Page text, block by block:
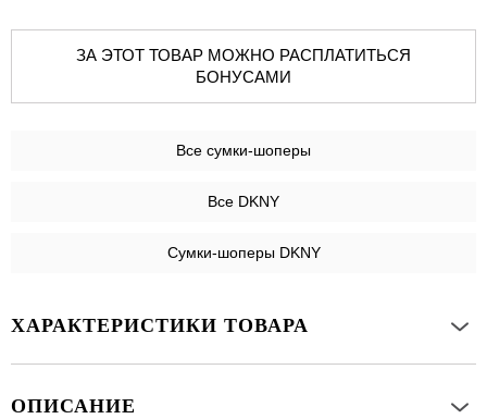
ЗА ЭТОТ ТОВАР МОЖНО РАСПЛАТИТЬСЯ
БОНУСАМИ
Все сумки-шоперы
Все DKNY
Сумки-шоперы DKNY
ХАРАКТЕРИСТИКИ ТОВАРА
ОПИСАНИЕ